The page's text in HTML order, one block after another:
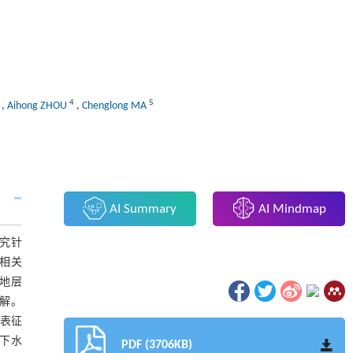
, Aihong ZHOU 4 , Chenglong MA 5
针
关
层
。
征
水
AI Summary AI Mindmap
PDF (3706KB)